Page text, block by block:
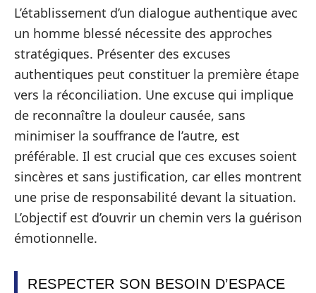
L’établissement d’un dialogue authentique avec
un homme blessé nécessite des approches
stratégiques. Présenter des excuses
authentiques peut constituer la première étape
vers la réconciliation. Une excuse qui implique
de reconnaître la douleur causée, sans
minimiser la souffrance de l’autre, est
préférable. Il est crucial que ces excuses soient
sincères et sans justification, car elles montrent
une prise de responsabilité devant la situation.
L’objectif est d’ouvrir un chemin vers la guérison
émotionnelle.
RESPECTER SON BESOIN D’ESPACE